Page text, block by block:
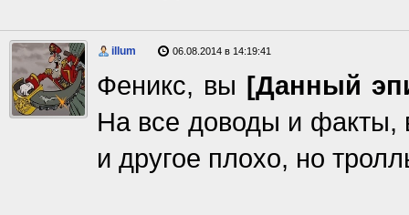
illum 06.08.2014 в 14:19:41
Феникс, вы [Данный
На все доводы и факты,
и другое плохо, но